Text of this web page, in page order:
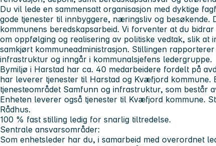
Du vil lede en sammensatt organisasjon med dyktige
gode tjenester til innbyggere, næringsliv og
kommunens beredskapsarbeid. Vi forventer at du
om oppfølging og realisering av politiske vedtak, slik at
samkjørt kommuneadministrasjon. Stillingen
infrastruktur og inngår i kommunalsjefens ledergruppe.
Bymiljø i Harstad har ca. 40 medarbeidere fordelt på
har leverer tjenester til Harstad og Kvæfjord kommune.
tjenesteområdet Samfunn og infrastruktur, som består
Enheten leverer også tjenester til Kvæfjord kommune.
Rådhus.
100 % fast stilling ledig for snarlig tiltredelse.
Sentrale ansvarsområder:
Som enhetsleder har du, i samarbeid med overordnet